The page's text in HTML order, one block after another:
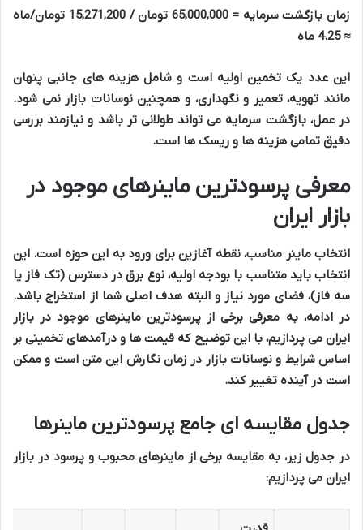
زمان بازگشت سرمایه = 65,000,000 تومان / 15,271,200 تومان/ماه
≈ 4.25 ماه
این عدد یک تخمین اولیه است و شامل هزینه های جانبی پنهان
مانند تهویه، تعمیر و نگهداری، و همچنین نوسانات بازار نمی شود.
در عمل، بازگشت سرمایه می تواند طولانی تر باشد و نیازمند بررسی
دقیق تمامی هزینه ها و ریسک ها است.
معرفی پرسودترین ماینرهای موجود در
بازار ایران
انتخاب ماینر مناسب، نقطه آغازین برای ورود به این حوزه است. این
انتخاب باید متناسب با بودجه اولیه، نوع برق در دسترس (تک فاز یا
سه فاز)، فضای مورد نیاز و البته هدف اصلی شما از استخراج باشد.
در ادامه، به معرفی برخی از پرسودترین ماینرهای موجود در بازار
ایران می پردازیم، با این توضیح که قیمت ها و درآمدهای تخمینی بر
اساس شرایط و نوسانات بازار در زمان نگارش این متن است و ممکن
است در آینده تغییر کند.
جدول مقایسه ای جامع پرسودترین ماینرها
در جدول زیر، به مقایسه برخی از ماینرهای محبوب و پرسود در بازار
ایران می پردازیم: